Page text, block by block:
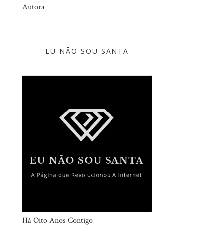
Autora
EU NÃO SOU SANTA
Há Oito Anos Contigo